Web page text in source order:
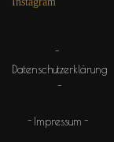
Datenschutzerklärung
Impressum